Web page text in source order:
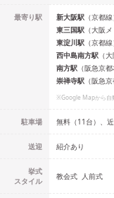
最寄り駅 新大阪駅 （京都線
東三国駅 （大阪
東淀川駅 （京都線
西中島南方駅 （大
南方駅 （阪急京都
崇禅寺駅 （阪急
※Google Mapから自
駐車場 無料（11台）、
送迎 紹介あり
挙式
スタイル
教会式 人前式